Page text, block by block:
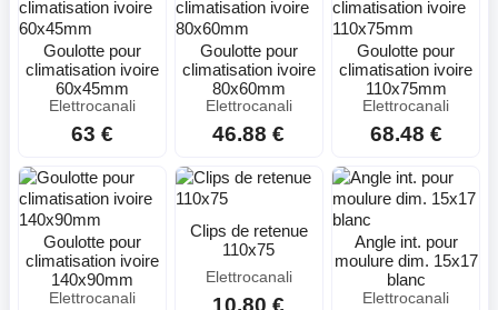
Goulotte pour
climatisation ivoire
60x45mm
Elettrocanali
63 €
Goulotte pour
climatisation ivoire
80x60mm
Elettrocanali
46.88 €
Goulotte pour
climatisation ivoire
110x75mm
Elettrocanali
68.48 €
Goulotte pour
climatisation ivoire
140x90mm
Elettrocanali
Clips de retenue
110x75
Elettrocanali
10.80 €
Angle int. pour
moulure dim. 15x17
blanc
Elettrocanali